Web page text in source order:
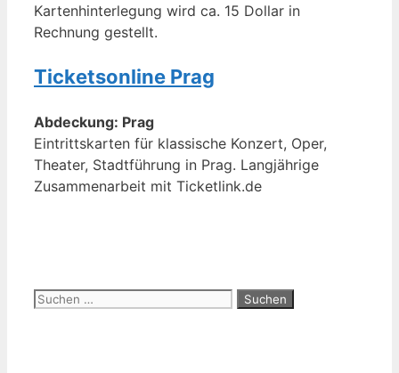
Kartenhinterlegung wird ca. 15 Dollar in
Rechnung gestellt.
Ticketsonline Prag
Abdeckung: Prag
Eintrittskarten für klassische Konzert, Oper,
Theater, Stadtführung in Prag. Langjährige
Zusammenarbeit mit Ticketlink.de
Suchen